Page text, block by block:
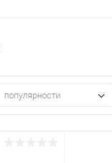
популярности